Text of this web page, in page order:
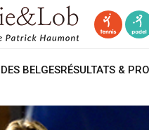
BELGESRÉSULTATS &